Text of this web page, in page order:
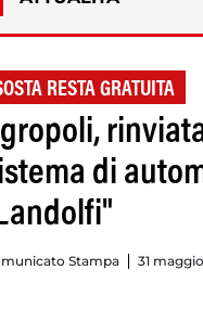
RESTA GRATUITA
di
Stampa 31